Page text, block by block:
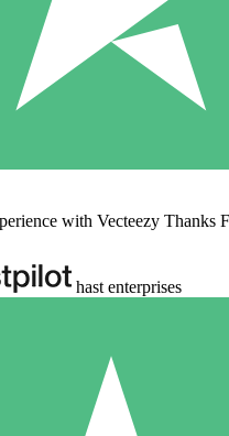
with Vecteezy Thanks
hast enterprises